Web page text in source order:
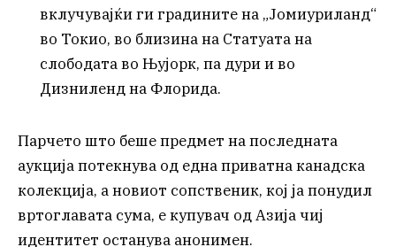
вклучувајќи ги градините на „Јомиуриланд“
во Токио, во близина на Статуата на
слободата во Њујорк, па дури и во
Дизниленд на Флорида.
Парчето што беше предмет на последната
аукција потекнува од една приватна канадска
колекција, а новиот сопственик, кој ја понудил
вртоглавата сума, е купувач од Азија чиј
идентитет останува анонимен.